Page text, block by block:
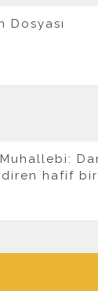
Dosyası
hafif bir